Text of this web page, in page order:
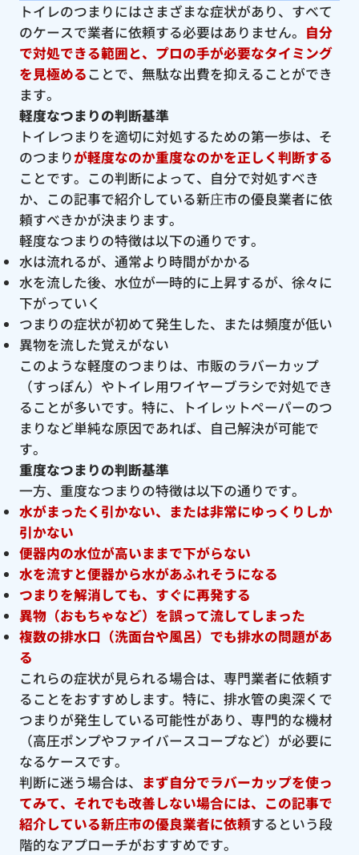
トイレのつまりにはさまざまな症状があり、すべて
のケースで業者に依頼する必要はありません。 自分
で対処できる範囲と、プロの手が必要なタイミング
を見極めることで、無駄な出費を抑えることができ
ます。
軽度なつまりの判断基準
トイレつまりを適切に対処するための第一歩は、そ
のつまりが軽度なのか重度なのかを正しく判断する
ことです。この判断によって、自分で対処すべき
か、この記事で紹介している新庄市の優良業者に依
頼すべきかが決まります。
軽度なつまりの特徴は以下の通りです。
水は流れるが、通常より時間がかかる
水を流した後、水位が一時的に上昇するが、徐々に
下がっていく
つまりの症状が初めて発生した、または頻度が低い
異物を流した覚えがない
このような軽度のつまりは、市販のラバーカップ
（すっぽん）やトイレ用ワイヤーブラシで対処でき
ることが多いです。特に、トイレットペーパーのつ
まりなど単純な原因であれば、自己解決が可能で
す。
重度なつまりの判断基準
一方、重度なつまりの特徴は以下の通りです。
水がまったく引かない、または非常にゆっくりしか
引かない
便器内の水位が高いままで下がらない
水を流すと便器から水があふれそうになる
つまりを解消しても、すぐに再発する
異物（おもちゃなど）を誤って流してしまった
複数の排水口（洗面台や風呂）でも排水の問題があ
る
これらの症状が見られる場合は、専門業者に依頼す
ることをおすすめします。特に、排水管の奥深くで
つまりが発生している可能性があり、専門的な機材
（高圧ポンプやファイバースコープなど）が必要に
なるケースです。
判断に迷う場合は、 まず自分でラバーカップを使っ
てみて、それでも改善しない場合には、この記事で
紹介している新庄市の優良業者に依頼するという段
階的なアプローチがおすすめです。